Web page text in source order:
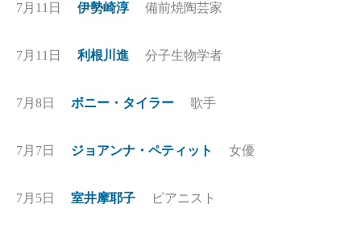
7月11日 伊勢崎淳 備前焼陶芸家
7月11日 利根川進 分子生物学者
7月8日 ボニー・タイラー 歌手
7月7日 ジョアンナ・ペティット 女優
7月5日 室井摩耶子 ピアニスト